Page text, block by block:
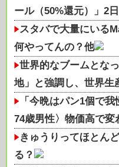
ール（50%還元）」2
スタバで大量にいる
何やってんの？他
世界的なブームとな
地」と強調し、世界生
「今晩はパン1個で
74歳男性〉物価高で変
きゅうりってほとん
る？